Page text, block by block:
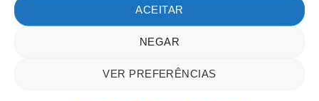
ACEITAR
NEGAR
VER PREFERÊNCIAS
Tutoriais
TUTORIAIS RECENTES